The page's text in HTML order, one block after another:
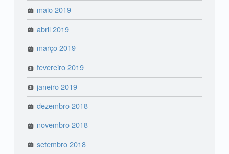
maio 2019
abril 2019
março 2019
fevereiro 2019
janeiro 2019
dezembro 2018
novembro 2018
setembro 2018